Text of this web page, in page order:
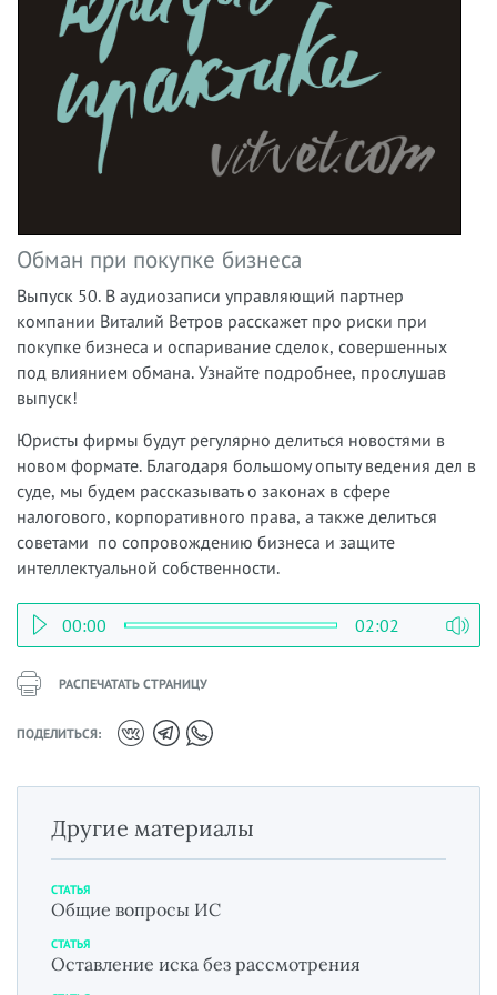
Обман при покупке бизнеса
Выпуск 50. В аудиозаписи управляющий партнер
компании Виталий Ветров расскажет про риски при
покупке бизнеса и оспаривание сделок, совершенных
под влиянием обмана. Узнайте подробнее, прослушав
выпуск!
Юристы фирмы будут регулярно делиться новостями в
новом формате. Благодаря большому опыту ведения дел в
суде, мы будем рассказывать о законах в сфере
налогового, корпоративного права, а также делиться
советами по сопровождению бизнеса и защите
интеллектуальной собственности.
00:00 02:02
РАСПЕЧАТАТЬ СТРАНИЦУ
ПОДЕЛИТЬСЯ:
Другие материалы
СТАТЬЯ
Общие вопросы ИС
СТАТЬЯ
Оставление иска без рассмотрения